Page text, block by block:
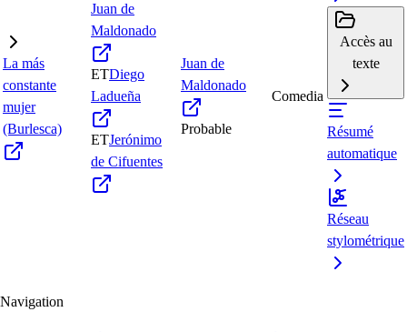
La más
constante
mujer
(Burlesca)
Juan de
Maldonado
ETDiego
Ladueña
ETJerónimo
de Cifuentes
Juan de
Maldonado
Probable
Comedia
Accès au
texte
Résumé
automatique
Réseau
stylométrique
Navigation